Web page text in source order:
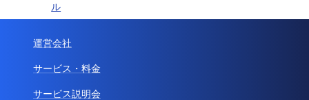
ル
運営会社
サービス・料金
サービス説明会